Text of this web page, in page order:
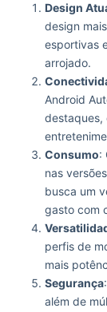
Design
design
esportivas
arrojado.
Android
destaques,
Consumo:
nas
busca um
gasto com
perfis de
mais
Segurança
além de